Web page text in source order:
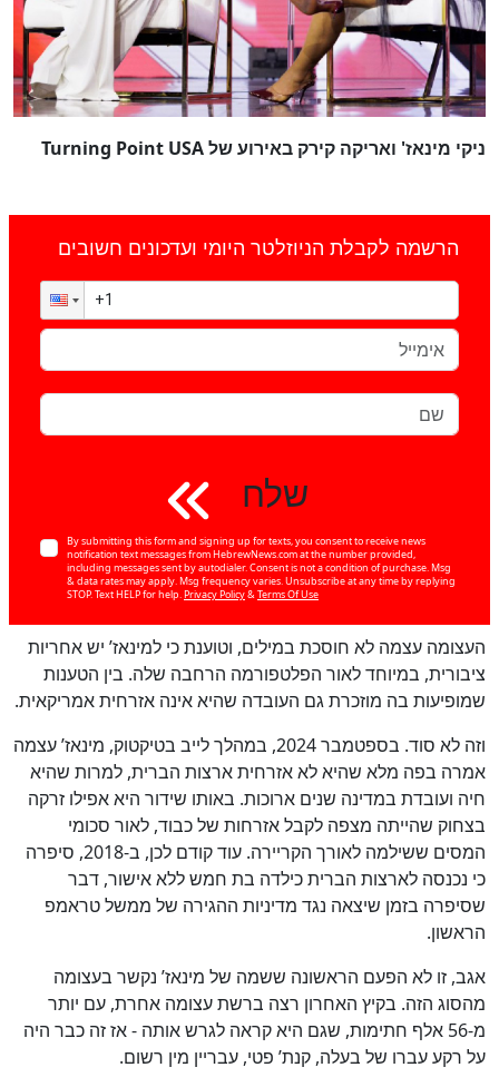
ניקי מינאז' ואריקה קירק באירוע של Turning Point USA
הרשמה לקבלת הניוזלטר היומי ועדכונים חשובים
שלח
By submitting this form and signing up for texts, you consent to receive news
notification text messages from HebrewNews.com at the number provided,
including messages sent by autodialer. Consent is not a condition of purchase. Msg
& data rates may apply. Msg frequency varies. Unsubscribe at any time by replying
STOP. Text HELP for help. Privacy Policy& Terms Of Use
העצומה עצמה לא חוסכת במילים, וטוענת כי למינאז’ יש אחריות
ציבורית, במיוחד לאור הפלטפורמה הרחבה שלה. בין הטענות
שמופיעות בה מוזכרת גם העובדה שהיא אינה אזרחית אמריקאית.
וזה לא סוד. בספטמבר 2024, במהלך לייב בטיקטוק, מינאז’ עצמה
אמרה בפה מלא שהיא לא אזרחית ארצות הברית, למרות שהיא
חיה ועובדת במדינה שנים ארוכות. באותו שידור היא אפילו זרקה
בצחוק שהייתה מצפה לקבל אזרחות של כבוד, לאור סכומי
המסים ששילמה לאורך הקריירה. עוד קודם לכן, ב-2018, סיפרה
כי נכנסה לארצות הברית כילדה בת חמש ללא אישור, דבר
שסיפרה בזמן שיצאה נגד מדיניות ההגירה של ממשל טראמפ
הראשון.
אגב, זו לא הפעם הראשונה ששמה של מינאז’ נקשר בעצומה
מהסוג הזה. בקיץ האחרון רצה ברשת עצומה אחרת, עם יותר
מ-56 אלף חתימות, שגם היא קראה לגרש אותה - אז זה כבר היה
על רקע עברו של בעלה, קנת’ פטי, עבריין מין רשום.